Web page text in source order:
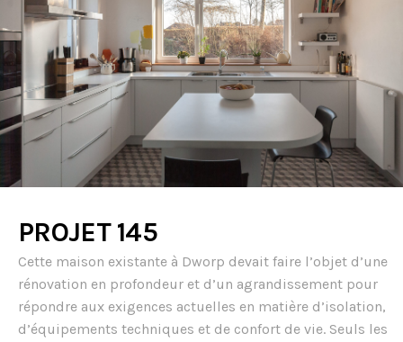
PROJET 145
Cette maison existante à Dworp devait faire l’objet d’une
rénovation en profondeur et d’un agrandissement pour
répondre aux exigences actuelles en matière d’isolation,
d’équipements techniques et de confort de vie. Seuls les